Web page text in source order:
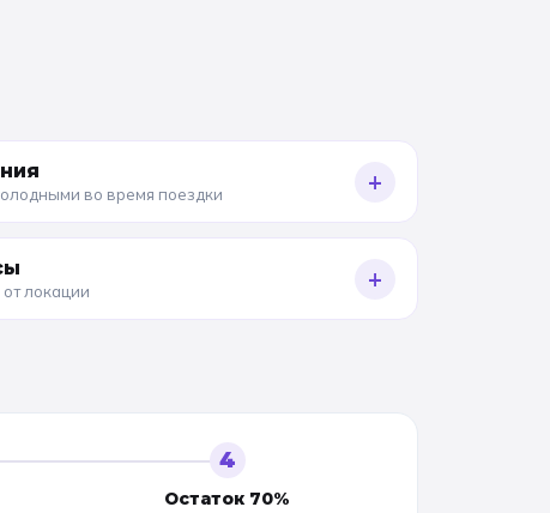
во время поездки +
локации +
4
Остаток 70%